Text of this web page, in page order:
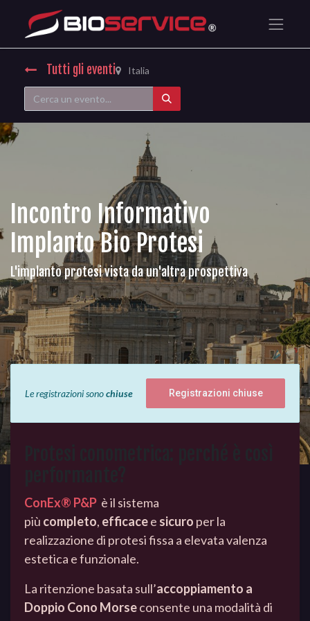
Tutti gli eventi Italia
Incontro Informativo
Implanto Bio Protesi
L'implanto protesi vista da un'altra prospettiva
Le registrazioni sonochiuse Registrazioni chiuse
ConEx® P&P è il sistema
più completo, efficacee sicuro per la
realizzazione di protesi fissa a elevata valenza
estetica e funzionale.
La ritenzione basata sull’accoppiamento a
Doppio Cono Morseconsente una modalità di